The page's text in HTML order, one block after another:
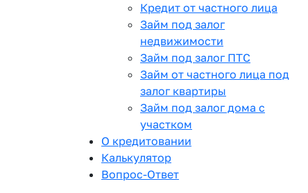
Кредит от частного лица
Займ под залог
недвижимости
Займ под залог ПТС
Займ от частного лица под
залог квартиры
Займ под залог дома с
участком
О кредитовании
Калькулятор
Вопрос-Ответ